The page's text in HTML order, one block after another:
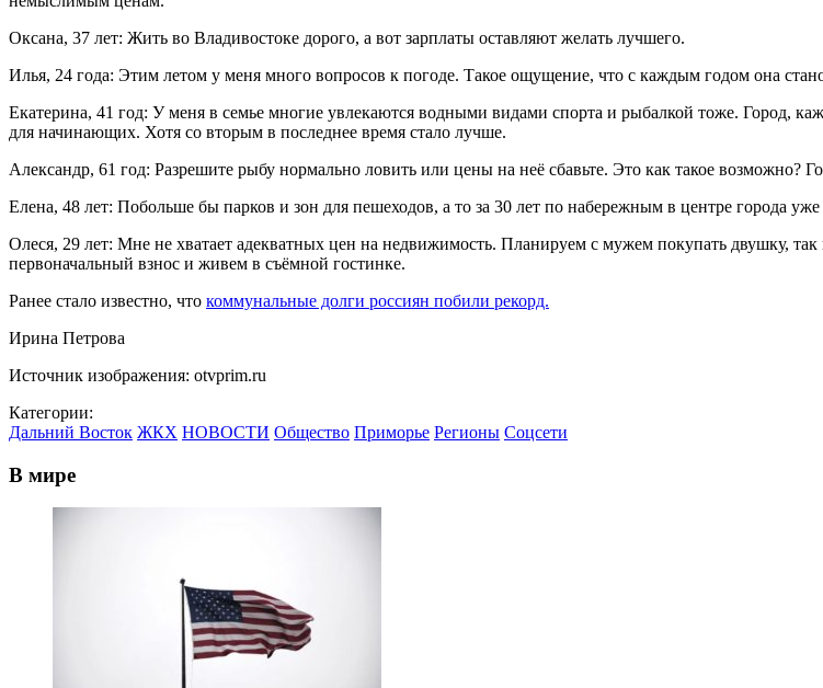
Оксана, 37 лет: Жить во Владивостоке дорого, а вот зарплаты оставляют желать лучшего.
Илья, 24 года: Этим летом у меня много вопросов к погоде. Такое ощущение, что с каждым годом она
Екатерина, 41 год: У меня в семье многие увлекаются водными видами спорта и рыбалкой тоже. Город,
для начинающих. Хотя со вторым в последнее время стало лучше.
Александр, 61 год: Разрешите рыбу нормально ловить или цены на неё сбавьте. Это как такое возможно?
Елена, 48 лет: Побольше бы парков и зон для пешеходов, а то за 30 лет по набережным в центре города уже
Олеся, 29 лет: Мне не хватает адекватных цен на недвижимость. Планируем с мужем покупать двушку,
первоначальный взнос и живем в съёмной гостинке.
Ранее стало известно, что коммунальные долги россиян побили рекорд.
Ирина Петрова
Источник изображения: otvprim.ru
Категории:
Дальний Восток ЖКХ НОВОСТИ Общество Приморье Регионы Соцсети
В мире